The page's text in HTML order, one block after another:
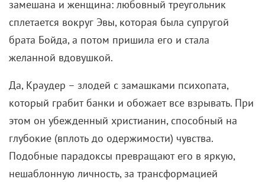
сплетается вокруг Эвы, которая была супругой
брата Бойда, а потом пришила его и стала
желанной вдовушкой.
который грабит банки и обожает все взрывать. При
этом он убежденный христианин, способный на
глубокие (вплоть до одержимости) чувства.
Подобные парадоксы превращают его в яркую,
нешаблонную личность, за трансформацией
которой дьявольски интересно наблюдать. А еще